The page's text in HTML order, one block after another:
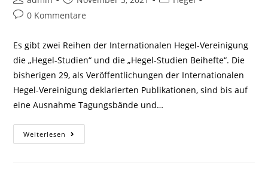
Autor:
veröffentlicht:
Beitrags-
0 Kommentare
Es gibt zwei Reihen der Internationalen Hegel-Vereinigung
die „Hegel-Studien“ und die „Hegel-Studien Beihefte“. Die
bisherigen 29, als Veröffentlichungen der Internationalen
Hegel-Vereinigung deklarierten Publikationen, sind bis auf
eine Ausnahme Tagungsbände und…
Weiterlesen Inhalte
Von